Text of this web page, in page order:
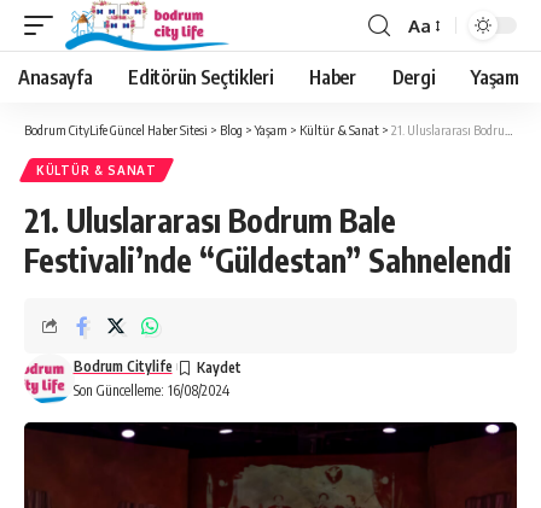
Aa
Anasayfa Editörün Seçtikleri Haber Dergi Yaşam
Bodrum CityLife Güncel Haber Sitesi > Blog >Yaşam > Kültür & Sanat > 21. Uluslararası Bodrum Bale Festivali’nde “Güldestan” Sahnelendi
KÜLTÜR & SANAT
21. Uluslararası Bodrum Bale
Festivali’nde “Güldestan” Sahnelendi
Son Güncelleme: 16/08/2024
Bodrum Citylife